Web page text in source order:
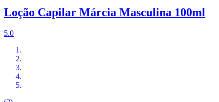
Loção Capilar Márcia Masculina 100ml
5.0